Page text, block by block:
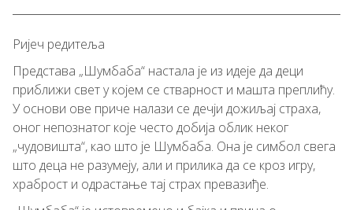
Ријеч редитеља
Представа „Шумбаба“ настала је из идеје да деци
приближи свет у којем се стварност и машта преплићу.
У основи ове приче налази се дечји дожиљај страха,
оног непознатог које често добија облик неког
„чудовишта“, као што је Шумбаба. Она је симбол свега
што деца не разумеју, али и прилика да се кроз игру,
храброст и одрастање тај страх превазиђе.